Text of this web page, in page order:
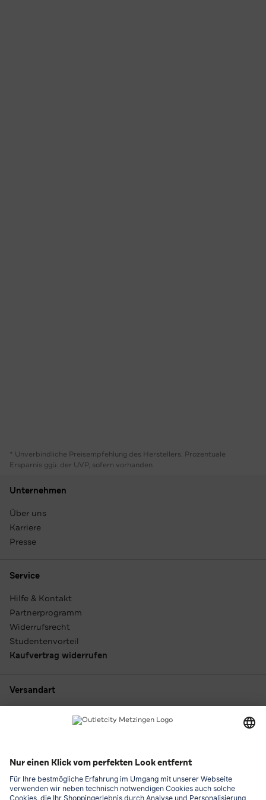
* Unverbindliche Preisempfehlung des Herstellers. Prozentuale
Ersparnis ggü. der UVP, sofern vorhanden
Unternehmen
Über uns
Karriere
Presse
Service
Hilfe & Kontakt
Partnerprogramm
Widerrufsrecht
Studentenvorteil
Kaufvertrag widerrufen
Versandart